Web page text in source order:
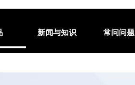
新闻与知识 常问问题